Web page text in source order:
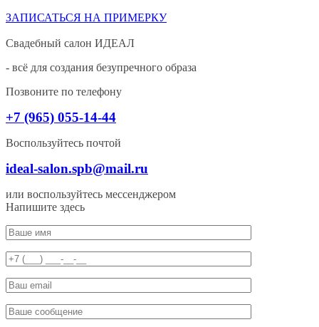
ЗАПИСАТЬСЯ НА ПРИМЕРКУ
Свадебный салон ИДЕАЛ
- всё для создания безупречного образа
Позвоните по телефону
+7 (965) 055-14-44
Воспользуйтесь почтой
ideal-salon.spb@mail.ru
или воспользуйтесь мессенджером
Напишите здесь